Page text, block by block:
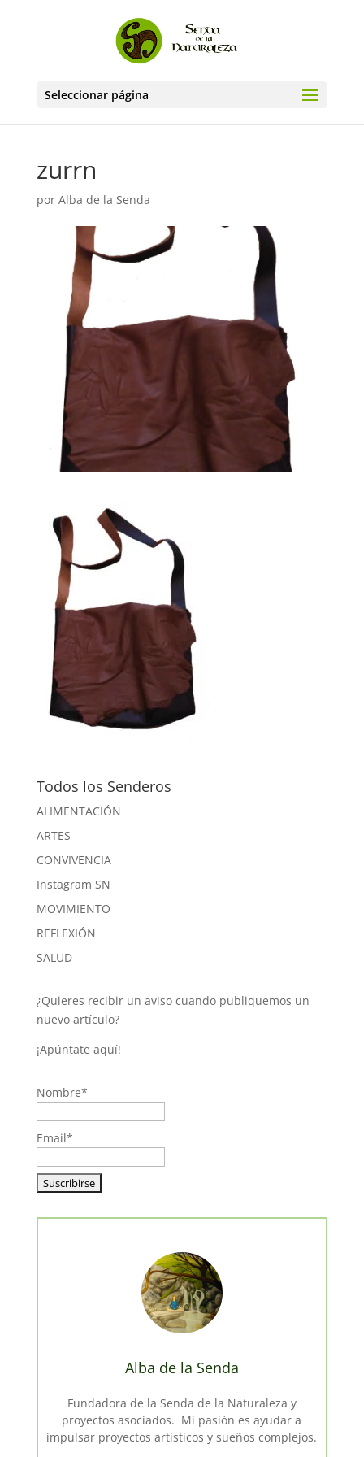
Seleccionar página
zurrn
por Alba de la Senda
Todos los Senderos
ALIMENTACIÓN
ARTES
CONVIVENCIA
Instagram SN
MOVIMIENTO
REFLEXIÓN
SALUD
¿Quieres recibir un aviso cuando publiquemos un
nuevo artículo?
¡Apúntate aquí!
Nombre*
Email*
Alba de la Senda
Fundadora de la Senda de la Naturaleza y
proyectos asociados. Mi pasión es ayudar a
impulsar proyectos artísticos y sueños complejos.